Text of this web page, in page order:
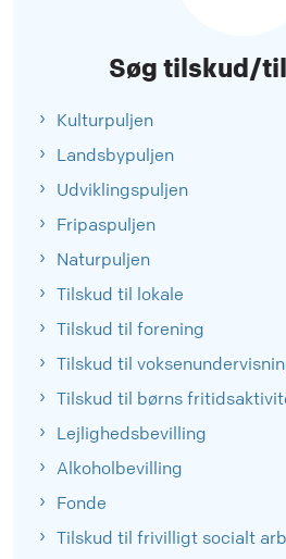
Søg tilskud/
Kulturpuljen
Landsbypuljen
Udviklingspuljen
Fripaspuljen
Naturpuljen
Tilskud til lokale
Tilskud til forening
Tilskud til
Tilskud til børns
Lejlighedsbevilling
Alkoholbevilling
Fonde
Tilskud til frivilligt socialt